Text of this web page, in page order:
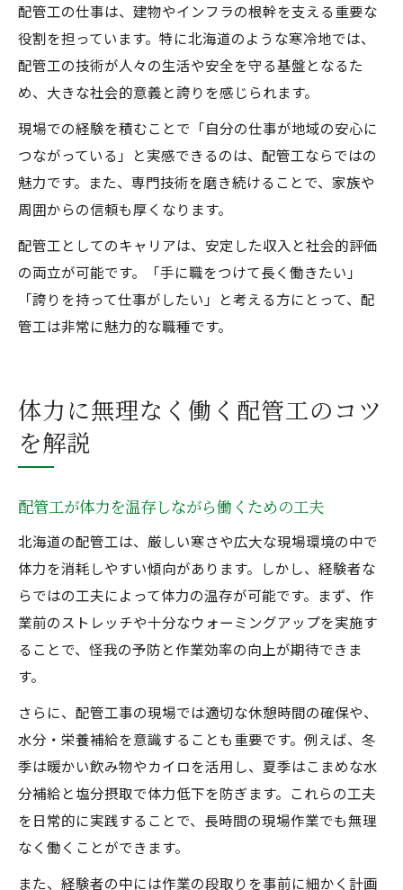
配管工の仕事は、建物やインフラの根幹を支える重要な
役割を担っています。特に北海道のような寒冷地では、
配管工の技術が人々の生活や安全を守る基盤となるた
め、大きな社会的意義と誇りを感じられます。
現場での経験を積むことで「自分の仕事が地域の安心に
つながっている」と実感できるのは、配管工ならではの
魅力です。また、専門技術を磨き続けることで、家族や
周囲からの信頼も厚くなります。
配管工としてのキャリアは、安定した収入と社会的評価
の両立が可能です。「手に職をつけて長く働きたい」
「誇りを持って仕事がしたい」と考える方にとって、配
管工は非常に魅力的な職種です。
体力に無理なく働く配管工のコツ
を解説
配管工が体力を温存しながら働くための工夫
北海道の配管工は、厳しい寒さや広大な現場環境の中で
体力を消耗しやすい傾向があります。しかし、経験者な
らではの工夫によって体力の温存が可能です。まず、作
業前のストレッチや十分なウォーミングアップを実施す
ることで、怪我の予防と作業効率の向上が期待できま
す。
さらに、配管工事の現場では適切な休憩時間の確保や、
水分・栄養補給を意識することも重要です。例えば、冬
季は暖かい飲み物やカイロを活用し、夏季はこまめな水
分補給と塩分摂取で体力低下を防ぎます。これらの工夫
を日常的に実践することで、長時間の現場作業でも無理
なく働くことができます。
また、経験者の中には作業の段取りを事前に細かく計画